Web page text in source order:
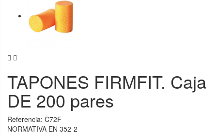
 
TAPONES FIRMFIT. Caja
DE 200 pares
Referencia: C72F
NORMATIVA EN 352-2